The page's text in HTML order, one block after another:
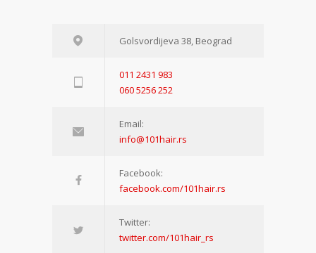
Golsvordijeva 38, Beograd
011 2431 983
060 5256 252
Email:
info@101hair.rs
Facebook:
facebook.com/101hair.rs
Twitter:
twitter.com/101hair_rs